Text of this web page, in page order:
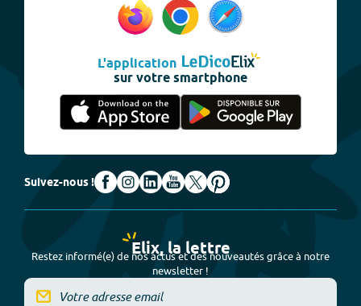
L'application
sur votre smartphone
Suivez-nous !
Elix, la lettre
Restez informé(e) de nos actus et des nouveautés grâce à notre
newsletter !